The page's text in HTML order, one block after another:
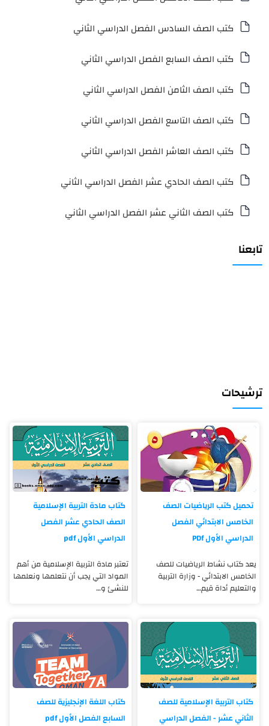
كتب الصف السادس الفصل الدراسي الثاني
كتب الصف السابع الفصل الدراسي الثاني
كتب الصف الثامن الفصل الدراسي الثاني
كتب الصف التاسع الفصل الدراسي الثاني
كتب الصف العاشر الفصل الدراسي الثاني
كتب الصف الحادي عشر الفصل الدراسي الثاني
كتب الصف الثاني عشر الفصل الدراسي الثاني
تابعنا
ترشيحات
تحميل كتب الرياضيات الصف
الخامس الابتدائي الفصل
الدراسي الأول PDf
يعد كتاب نشاط الرياضيات للصف
الخامس الابتدائي - وزارة التربية
والتعليم أداة قيم…
كتاب مادة التربية الإسلامية
الصف الحادي عشر الفصل
الدراسي الأول pdf
تعتبر مادة التربية الإسلامية من أهم
المواد التي يجب أن نتعلمها ونعلمها
للنشئ و…
كتاب التربية الإسلامية للصف
الثاني عشر - الفصل الدراسي
كتاب اللغة الإنجليزية للصف
السابع الفصل الأول pdf